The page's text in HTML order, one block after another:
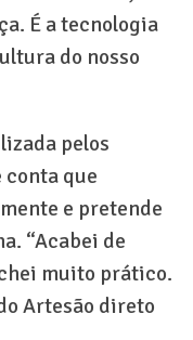
É a tecnologia
do nosso
pelos
conta que
e pretende
“Acabei de
muito prático.
Artesão direto